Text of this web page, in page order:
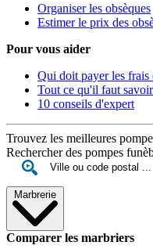
Organiser les obsèques
Estimer le prix des
Pour vous aider
Qui doit payer les frais
Tout ce qu'il faut
10 conseils d'expert
Trouvez les meilleures
Rechercher des pompes
Marbrerie
Comparer les marbriers